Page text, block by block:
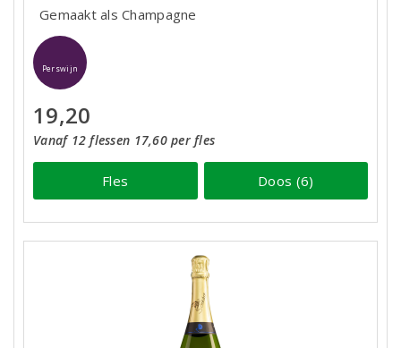
Gemaakt als Champagne
Perswijn
19,20
Vanaf 12 flessen 17,60 per fles
Fles Doos (6)